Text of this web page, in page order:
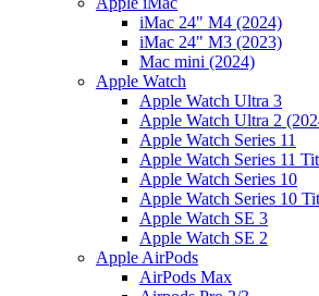
iMac 24" M4 (2024)
iMac 24" M3 (2023)
Mac mini (2024)
Apple Watch
Apple Watch Ultra 3
Apple Watch Ultra 2
Apple Watch Series 11
Apple Watch Series 11
Apple Watch Series 10
Apple Watch Series 10
Apple Watch SE 3
Apple Watch SE 2
Apple AirPods
AirPods Max